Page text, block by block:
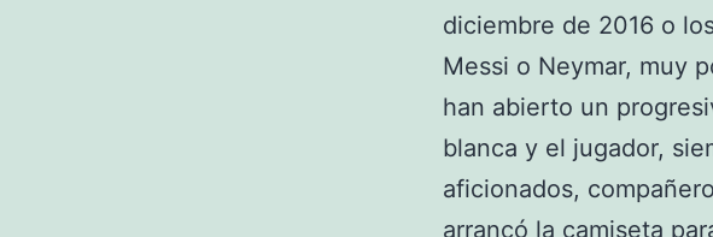
diciembre de 2016 o
Messi o Neymar, muy
han abierto un
blanca y el jugador,
aficionados,
arrancó la camiseta